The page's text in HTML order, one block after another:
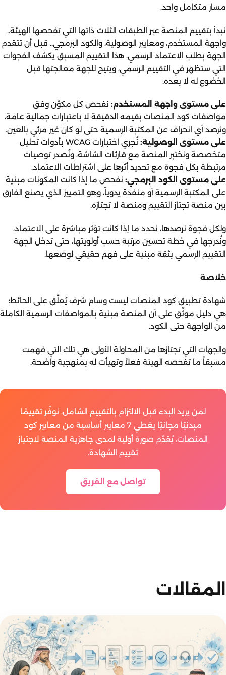
مسار متكامل واحد.
نبدأ بتقييم المنصة عبر الطبقات الثلاث ذاتها التي تفحصها الهيئة..
واجهة المستخدم، ومعايير الوصولية، والكود البرمجي.. قبل أن تتقدم
الجهة بطلب الاعتماد الرسمي. هذا التقييم المسبق يكشف الفجوات
التي ستظهر في التقييم الرسمي، ويتيح للجهة معالجتها قبل
الخضوع له لا بعده.
على مستوى واجهة المستخدم: نفحص كل مكوّن وفق
مواصفات كود المنصات بقيمه الدقيقة لا باعتبارات جمالية عامة،
ونرصد أي انحراف عن المكتبة الرسمية حتى لو كان غير مرئي بالعين.
على مستوى الوصولية:
نُجري اختبارات WCAG بأدوات تحليل
متخصصة ونختبر المنصة مع قارئات الشاشة، ونُصدر توصيات
مرتبطة بكل فجوة مع تحديد أثرها على اشتراطات الاعتماد.
على مستوى الكود البرمجي: نفحص ما إذا كانت المكونات مبنية
على المكتبة الرسمية أو منفذة يدوياً، وهو التمييز الذي يصنع الفارق
بين منصة تجتاز التقييم ومنصة لا تجتازه.
ولكل فجوة نرصدها، نحدد ما إذا كانت تؤثر مباشرة على الاعتماد،
ونُدرجها في خطة تحسين مرتبة حسب أولويتها، حتى تدخل الجهة
التقييم الرسمي بثقة مبنية على فهم حقيقي لوضعها.
خلاصة
شهادة تطبيق كود المنصات ليست وسام شرف يُعلَّق على الحائط؛
هي دليل موثّق على أن المنصة مبنية بالمواصفات الرسمية الكاملة
من الواجهة حتى الكود.
والجهات التي تجتازها من المحاولة الأولى هي تلك التي فهمت
مسبقاً ما تفحصه الهيئة فعلاً وتهيأت له بمنهجية واضحة.
لمن يريد البدء قبل الالتزام بالتقييم الشامل، نوفّر تقييمًا
مبدئيًا مجانيًا يغطي 7 معايير أساسية من معايير كود
المنصات، يُقدّم صورة أولية لمدى جاهزية المنصة لاجتياز
تقييم الشهادة.
تواصل مع الفريق
المقالات